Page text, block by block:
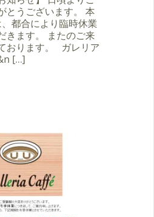
とうございます。 本
都合により臨時休業
きます。 またのご来
おります。 ガレリア
[…]